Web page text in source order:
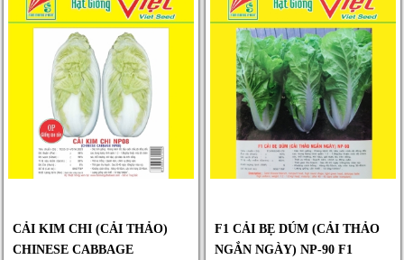
CẢI KIM CHI (CẢI THẢO)
CHINESE CABBAGE
F1 CẢI BẸ DÚM (CẢI THẢO
NGẮN NGÀY) NP-90 F1